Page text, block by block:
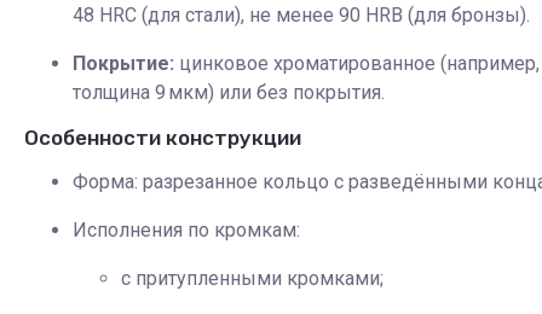
48 HRC (для стали), не менее 90 HRB (для бронзы).
Покрытие: цинковое хроматированное
толщина 9 мкм) или без покрытия.
Особенности конструкции
Форма: разрезанное кольцо с разведёнными
Исполнения по кромкам:
с притупленными кромками;